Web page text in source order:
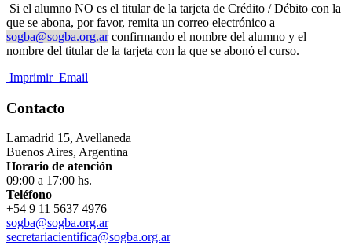
Si el alumno NO es el titular de la tarjeta de Crédito / Débito con la
que se abona, por favor, remita un correo electrónico a
sogba@sogba.org.arconfirmando el nombre del alumno y el
nombre del titular de la tarjeta con la que se abonó el curso.
Imprimir Email
Contacto
Lamadrid 15, Avellaneda
Buenos Aires, Argentina
Horario de atención
09:00 a 17:00 hs.
Teléfono
+54 9 11 5637 4976
sogba@sogba.org.ar
secretariacientifica@sogba.org.ar